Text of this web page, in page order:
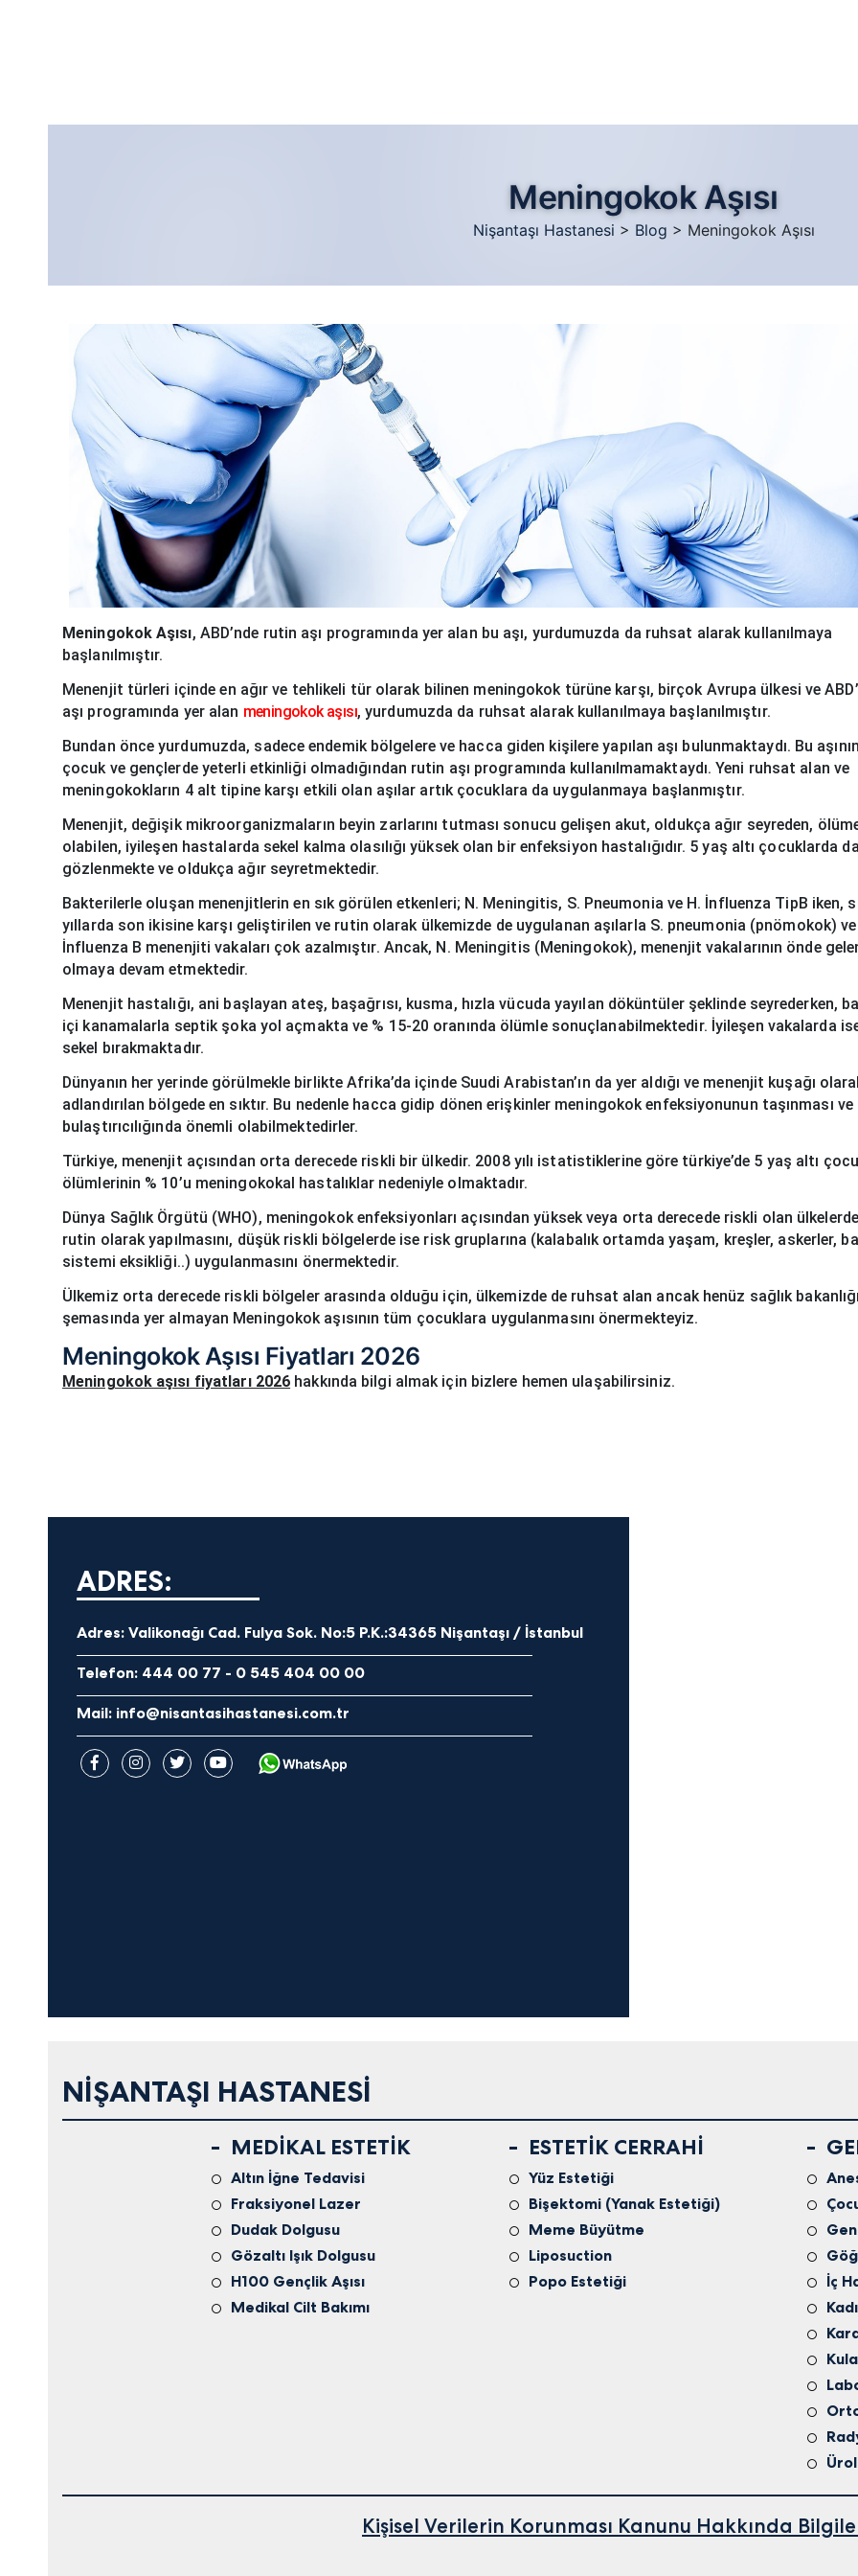
Meningokok Aşısı
Nişantaşı Hastanesi > Blog > Meningokok Aşısı
Meningokok Aşısı, ABD’nde rutin aşı programında yer alan bu aşı, yurdumuzda da ruhsat alarak kullanılmaya
başlanılmıştır.
Menenjit türleri içinde en ağır ve tehlikeli tür olarak bilinen meningokok türüne karşı, birçok Avrupa ülkesi ve
aşı programında yer alan meningokok aşısı, yurdumuzda da ruhsat alarak kullanılmaya başlanılmıştır.
Bundan önce yurdumuzda, sadece endemik bölgelere ve hacca giden kişilere yapılan aşı bulunmaktaydı. Bu
çocuk ve gençlerde yeterli etkinliği olmadığından rutin aşı programında kullanılmamaktaydı. Yeni ruhsat alan ve
meningokokların 4 alt tipine karşı etkili olan aşılar artık çocuklara da uygulanmaya başlanmıştır.
Menenjit, değişik mikroorganizmaların beyin zarlarını tutması sonucu gelişen akut, oldukça ağır seyreden,
olabilen, iyileşen hastalarda sekel kalma olasılığı yüksek olan bir enfeksiyon hastalığıdır. 5 yaş altı çocuklarda
gözlenmekte ve oldukça ağır seyretmektedir.
Bakterilerle oluşan menenjitlerin en sık görülen etkenleri; N. Meningitis, S. Pneumonia ve H. İnfluenza TipB iken,
yıllarda son ikisine karşı geliştirilen ve rutin olarak ülkemizde de uygulanan aşılarla S. pneumonia (pnömokok)
İnfluenza B menenjiti vakaları çok azalmıştır. Ancak, N. Meningitis (Meningokok), menenjit vakalarının önde
olmaya devam etmektedir.
Menenjit hastalığı, ani başlayan ateş, başağrısı, kusma, hızla vücuda yayılan döküntüler şeklinde seyrederken,
içi kanamalarla septik şoka yol açmakta ve % 15-20 oranında ölümle sonuçlanabilmektedir. İyileşen vakalarda
sekel bırakmaktadır.
Dünyanın her yerinde görülmekle birlikte Afrika’da içinde Suudi Arabistan’ın da yer aldığı ve menenjit kuşağı
adlandırılan bölgede en sıktır. Bu nedenle hacca gidip dönen erişkinler meningokok enfeksiyonunun taşınması ve
bulaştırıcılığında önemli olabilmektedirler.
Türkiye, menenjit açısından orta derecede riskli bir ülkedir. 2008 yılı istatistiklerine göre türkiye’de 5 yaş altı
ölümlerinin % 10’u meningokokal hastalıklar nedeniyle olmaktadır.
Dünya Sağlık Örgütü (WHO), meningokok enfeksiyonları açısından yüksek veya orta derecede riskli olan ülkelerde
rutin olarak yapılmasını, düşük riskli bölgelerde ise risk gruplarına (kalabalık ortamda yaşam, kreşler, askerler,
sistemi eksikliği..) uygulanmasını önermektedir.
Ülkemiz orta derecede riskli bölgeler arasında olduğu için, ülkemizde de ruhsat alan ancak henüz sağlık
şemasında yer almayan Meningokok aşısının tüm çocuklara uygulanmasını önermekteyiz.
Meningokok Aşısı Fiyatları 2026
Meningokok aşısı fiyatları 2026 hakkında bilgi almak için bizlere hemen ulaşabilirsiniz.
ADRES:
Adres:Valikonağı Cad. Fulya Sok. No:5 P.K.:34365 Nişantaşı / İstanbul
Telefon: 444 00 77 - 0 545 404 00 00
Mail: info@nisantasihastanesi.com.tr
NIŞANTAŞI HASTANESI
MEDIKAL ESTETIK
Altın İğne Tedavisi
Fraksiyonel Lazer
Dudak Dolgusu
Gözaltı Işık Dolgusu
H100 Gençlik Aşısı
Medikal Cilt Bakımı
ESTETIK CERRAHI
Yüz Estetiği
Bişektomi (Yanak Estetiği)
Meme Büyütme
Liposuction
Popo Estetiği
İç
Kişisel Verilerin Korunması Kanunu Hakkında